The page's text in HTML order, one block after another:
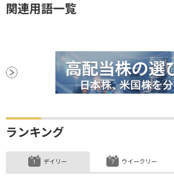
関連用語一覧
ランキング
デイリー ウイークリー